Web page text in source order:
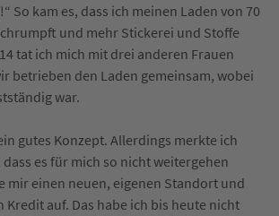
So kam es, dass ich meinen Laden von 70
und mehr Stickerei und Stoffe
tat ich mich mit drei anderen Frauen
betrieben den Laden gemeinsam, wobei
war.
gutes Konzept. Allerdings merkte ich
es für mich so nicht weitergehen
mir einen neuen, eigenen Standort und
Kredit auf. Das habe ich bis heute nicht